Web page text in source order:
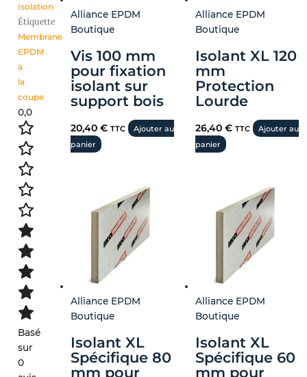
Isolation
Étiquette
Membrane
EPDM
à
la
coupe
0,0
Basé
sur
0
Alliance EPDM
Boutique
Vis 100 mm
pour fixation
isolant sur
support bois
20,40 € TTC
Ajouter au
panier
Alliance EPDM
Boutique
Isolant XL 120
mm
Protection
Lourde
26,40 € TTC
Ajouter au
panier
Alliance EPDM
Boutique
Isolant XL
Spécifique 80
mm pour
Alliance EPDM
Boutique
Isolant XL
Spécifique 60
mm pour